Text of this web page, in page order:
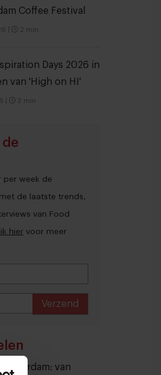
Coffee Festival
2 min
Days 2026 in
van 'High on HI'
2 min
de
per week de
de laatste trends,
van Food
hier voor meer
Verzend
van